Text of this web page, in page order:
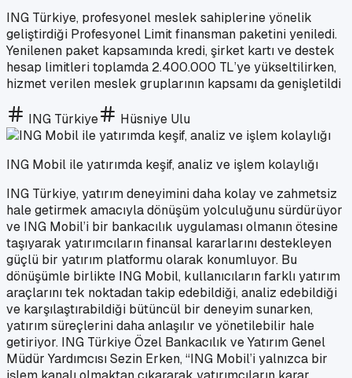
ING Türkiye, profesyonel meslek sahiplerine yönelik
geliştirdiği Profesyonel Limit finansman paketini yeniledi.
Yenilenen paket kapsamında kredi, şirket kartı ve destek
hesap limitleri toplamda 2.400.000 TL’ye yükseltilirken,
hizmet verilen meslek gruplarının kapsamı da genişletildi
ING Türkiye Hüsniye Ulu
ING Mobil ile yatırımda keşif, analiz ve işlem kolaylığı
ING Türkiye, yatırım deneyimini daha kolay ve zahmetsiz
hale getirmek amacıyla dönüşüm yolculuğunu sürdürüyor
ve ING Mobil’i bir bankacılık uygulaması olmanın ötesine
taşıyarak yatırımcıların finansal kararlarını destekleyen
güçlü bir yatırım platformu olarak konumluyor. Bu
dönüşümle birlikte ING Mobil, kullanıcıların farklı yatırım
araçlarını tek noktadan takip edebildiği, analiz edebildiği
ve karşılaştırabildiği bütüncül bir deneyim sunarken,
yatırım süreçlerini daha anlaşılır ve yönetilebilir hale
getiriyor. ING Türkiye Özel Bankacılık ve Yatırım Genel
Müdür Yardımcısı Sezin Erken, “ING Mobil’i yalnızca bir